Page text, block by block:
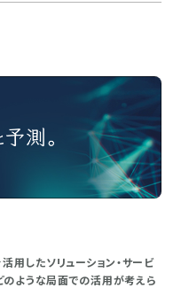
用したソリューション・サービ
のような局面での活用が考えら